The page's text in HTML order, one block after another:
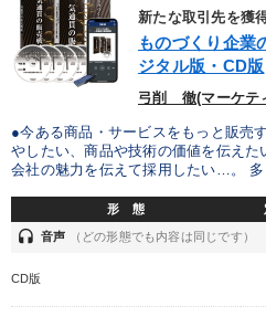
新たな取引先を獲
ものづくり企業
ジタル版・CD版
弓削 徹(マーケテ
●今ある商品・サービスをもっと販
やしたい、商品や技術の価値を伝えた
会社の魅力を伝えて採用したい…。
形 態
headset 音声 （どの形態でも内容は同じです）
CD版